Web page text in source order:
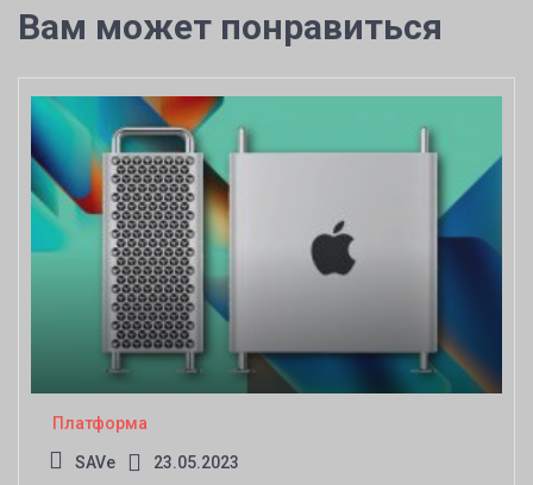
Вам может понравиться
Платформа
SAVe 23.05.2023